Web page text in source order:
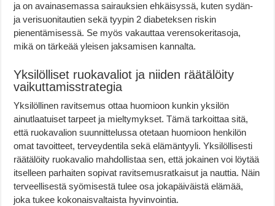
ja on avainasemassa sairauksien ehkäisyssä, kuten sydän-
ja verisuonitautien sekä tyypin 2 diabeteksen riskin
pienentämisessä. Se myös vakauttaa verensokeritasoja,
mikä on tärkeää yleisen jaksamisen kannalta.
Yksilölliset ruokavaliot ja niiden räätälöity
vaikuttamisstrategia
Yksilöllinen ravitsemus ottaa huomioon kunkin yksilön
ainutlaatuiset tarpeet ja mieltymykset. Tämä tarkoittaa sitä,
että ruokavalion suunnittelussa otetaan huomioon henkilön
omat tavoitteet, terveydentila sekä elämäntyyli. Yksilöllisesti
räätälöity ruokavalio mahdollistaa sen, että jokainen voi löytää
itselleen parhaiten sopivat ravitsemusratkaisut ja nauttia. Näin
terveellisestä syömisestä tulee osa jokapäiväistä elämää,
joka tukee kokonaisvaltaista hyvinvointia.